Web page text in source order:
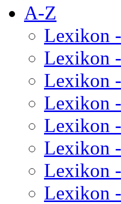
A-Z
Lexikon
Lexikon
Lexikon
Lexikon
Lexikon
Lexikon
Lexikon
Lexikon